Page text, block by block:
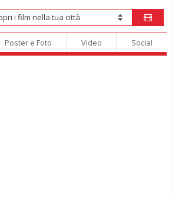
Poster e Foto Video Social